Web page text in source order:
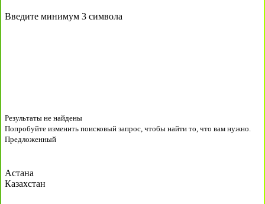
Введите минимум 3 символа
Результаты не найдены
Попробуйте изменить поисковый запрос, чтобы найти то, что вам нужно.
Предложенный
Астана
Казахстан